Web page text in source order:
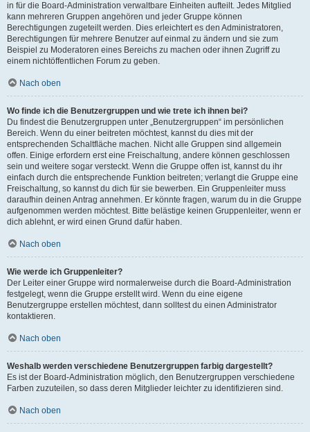
in für die Board-Administration verwaltbare Einheiten aufteilt. Jedes Mitglied
kann mehreren Gruppen angehören und jeder Gruppe können
Berechtigungen zugeteilt werden. Dies erleichtert es den Administratoren,
Berechtigungen für mehrere Benutzer auf einmal zu ändern und sie zum
Beispiel zu Moderatoren eines Bereichs zu machen oder ihnen Zugriff zu
einem nichtöffentlichen Forum zu geben.
Nach oben
Wo finde ich die Benutzergruppen und wie trete ich ihnen bei?
Du findest die Benutzergruppen unter „Benutzergruppen“ im persönlichen
Bereich. Wenn du einer beitreten möchtest, kannst du dies mit der
entsprechenden Schaltfläche machen. Nicht alle Gruppen sind allgemein
offen. Einige erfordern erst eine Freischaltung, andere können geschlossen
sein und weitere sogar versteckt. Wenn die Gruppe offen ist, kannst du ihr
einfach durch die entsprechende Funktion beitreten; verlangt die Gruppe eine
Freischaltung, so kannst du dich für sie bewerben. Ein Gruppenleiter muss
daraufhin deinen Antrag annehmen. Er könnte fragen, warum du in die Gruppe
aufgenommen werden möchtest. Bitte belästige keinen Gruppenleiter, wenn er
dich ablehnt, er wird einen Grund dafür haben.
Nach oben
Wie werde ich Gruppenleiter?
Der Leiter einer Gruppe wird normalerweise durch die Board-Administration
festgelegt, wenn die Gruppe erstellt wird. Wenn du eine eigene
Benutzergruppe erstellen möchtest, dann solltest du einen Administrator
kontaktieren.
Nach oben
Weshalb werden verschiedene Benutzergruppen farbig dargestellt?
Es ist der Board-Administration möglich, den Benutzergruppen verschiedene
Farben zuzuteilen, so dass deren Mitglieder leichter zu identifizieren sind.
Nach oben